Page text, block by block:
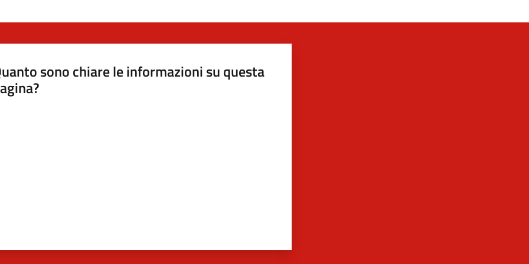
sono chiare le informazioni su questa